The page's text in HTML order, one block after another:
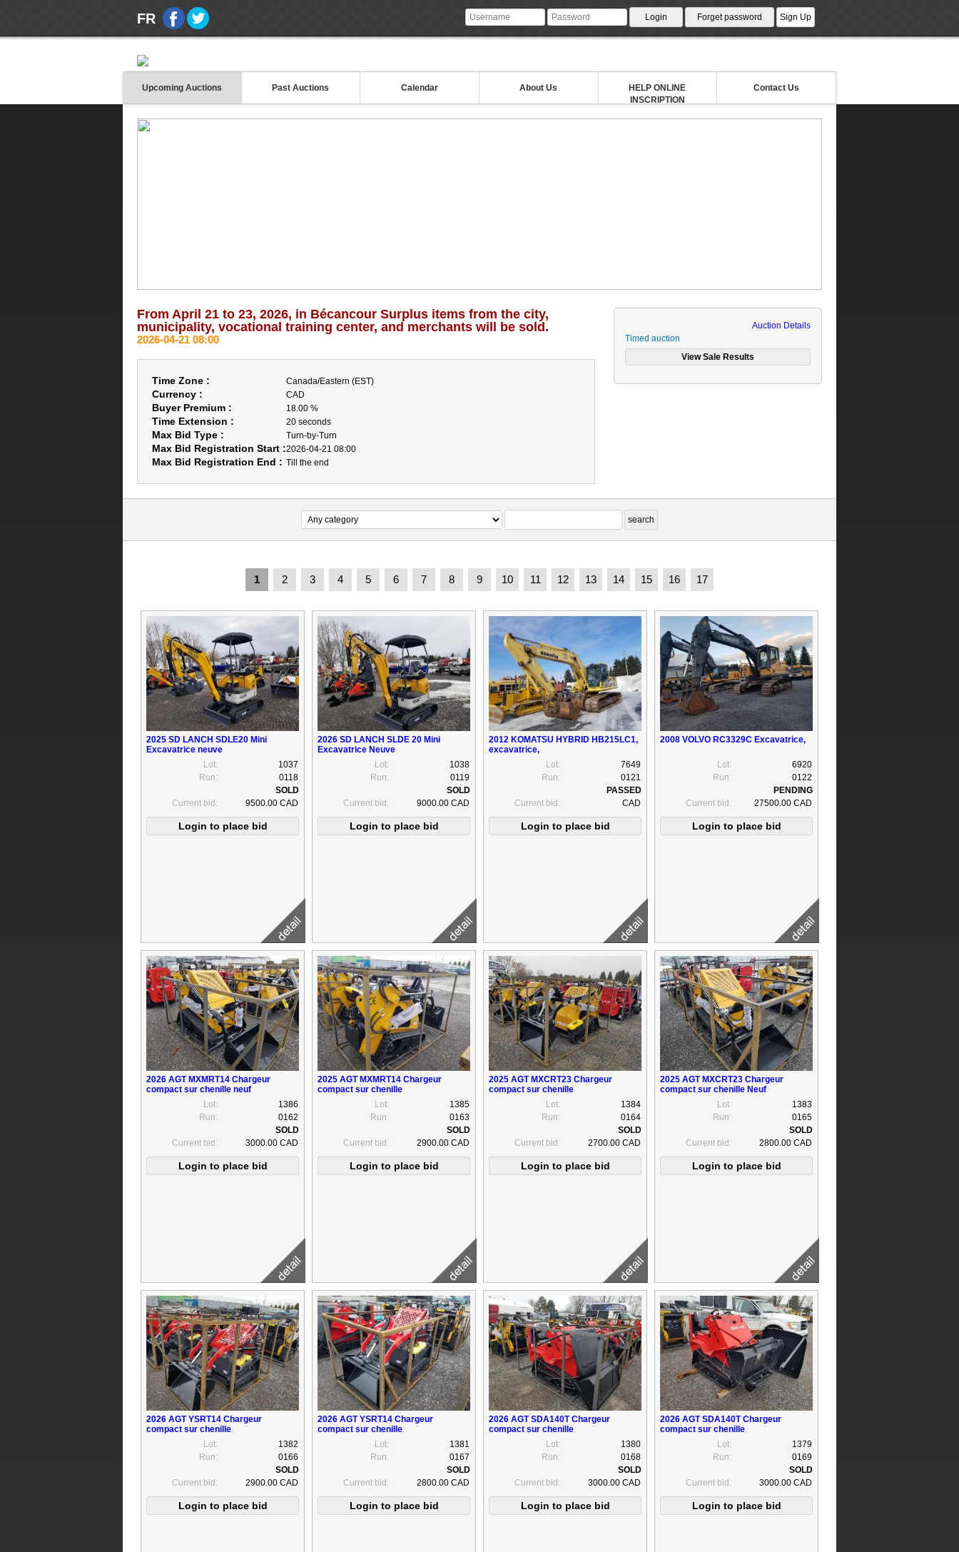
FR
Upcoming Auctions Past Auctions Calendar About Us
HELP ONLINE
INSCRIPTION
Contact Us
From April 21 to 23, 2026, in Bécancour Surplus items from the city,
municipality, vocational training center, and merchants will be sold.
2026-04-21 08:00
Time Zone : Canada/Eastern (EST)
Currency : CAD
Buyer Premium : 18.00 %
Time Extension : 20 seconds
Max Bid Type : Turn-by-Turn
Max Bid Registration Start :2026-04-21 08:00
Max Bid Registration End : Till the end
Auction Details
Timed auction
1 2 3 4 5 6 7 8 9 10 11 12 13 14 15 16 17
2025 SD LANCH SDLE20 Mini
Excavatrice neuve
Lot:
1037
Run:
0118
Current bid: 9500.00 CAD
2026 SD LANCH SLDE 20 Mini
Excavatrice Neuve
Lot:
1038
Run:
0119
Current bid: 9000.00 CAD
2012 KOMATSU HYBRID HB215LC1,
excavatrice,
Lot:
7649
Run:
0121
Current bid: CAD
2008 VOLVO RC3329C Excavatrice,
Lot:
6920
Run:
0122
Current bid: 27500.00 CAD
2026 AGT MXMRT14 Chargeur
compact sur chenille neuf
Lot:
1386
Run:
0162
Current bid: 3000.00 CAD
2025 AGT MXMRT14 Chargeur
compact sur chenille
Lot:
1385
Run:
0163
Current bid: 2900.00 CAD
2025 AGT MXCRT23 Chargeur
compact sur chenille
Lot:
1384
Run:
0164
Current bid: 2700.00 CAD
2025 AGT MXCRT23 Chargeur
compact sur chenille Neuf
Lot:
1383
Run:
0165
Current bid: 2800.00 CAD
2026 AGT YSRT14 Chargeur
compact sur chenille
Lot:
1382
Run:
0166
Current bid: 2900.00 CAD
2026 AGT YSRT14 Chargeur
compact sur chenille
Lot:
1381
Run:
0167
Current bid: 2800.00 CAD
2026 AGT SDA140T Chargeur
compact sur chenille
Lot:
1380
Run:
0168
Current bid: 3000.00 CAD
2026 AGT SDA140T Chargeur
compact sur chenille
Lot:
1379
Run:
0169
Current bid: 3000.00 CAD